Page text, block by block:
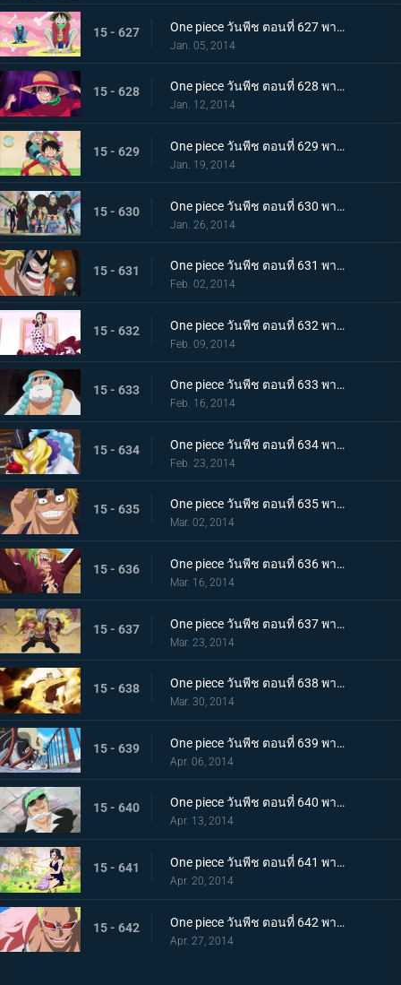
15 - 627 One piece วันพีช ตอนที่ 627 พากย์ไทย ลูฟี่ตายในทะเล!? พันธมิตรโจรสลัดแตกหัก
Jan. 05, 2014
15 - 628 One piece วันพีช ตอนที่ 628 พากย์ไทย การพลิกกลับครั้งใหญ่! ลูฟี่ระเบิดหมัดแห่งความโกรธ!!!
Jan. 12, 2014
15 - 629 One piece วันพีช ตอนที่ 629 พากย์ไทย ตะลึง! ข่าวใหญ่ที่สั่นสะเทือนนิวเวิลด์
Jan. 19, 2014
15 - 630 One piece วันพีช ตอนที่ 630 พากย์ไทย ออกผจญภัย! ประเทศแห่งความรัก และ ความรู้สึกแรงกล้า เดรสโรซ่า
Jan. 26, 2014
15 - 631 One piece วันพีช ตอนที่ 631 พากย์ไทย ความบ้าระห่ำที่คอร์ริด้า โคลอสเซียม
Feb. 02, 2014
15 - 632 One piece วันพีช ตอนที่ 632 พากย์ไทย รักสุดอันตราย สาวนักเต้นไวโอเล็ต
Feb. 09, 2014
15 - 633 One piece วันพีช ตอนที่ 633 พากย์ไทย นักสู้ลึกลับสุดแกร่ง! ลูซี่ออกโรงแล้ว
Feb. 16, 2014
15 - 634 One piece วันพีช ตอนที่ 634 พากย์ไทย คุณชายโจรสลัด คาเวนดิช
Feb. 23, 2014
15 - 635 One piece วันพีช ตอนที่ 635 พากย์ไทย ชะตาชักนำอีกครั้ง ไฮยีน่า เบลลามี่
Mar. 02, 2014
15 - 636 One piece วันพีช ตอนที่ 636 พากย์ไทย ชูเปอร์โนวา! บาร์โธโลมีโอ มนุษย์กินคน
Mar. 16, 2014
15 - 637 One piece วันพีช ตอนที่ 637 พากย์ไทย การฟาดฟันของเหล่านักสู้! บล็อก B ลุกเป็นไฟ!
Mar. 23, 2014
15 - 638 One piece วันพีช ตอนที่ 638 พากย์ไทย ไม้ตายหมัดเดียวจอด! คิงพันช์ที่แสนน่ากลัว
Mar. 30, 2014
15 - 639 One piece วันพีช ตอนที่ 639 พากย์ไทย ปลานักสู้โจมตี! ทะลวงฝ่าสะพานแห่งความตายไปซะ
Apr. 06, 2014
15 - 640 One piece วันพีช ตอนที่ 640 พากย์ไทย ผจญภัย! กรีนบิท เกาะแห่งเหล่าภูติ
Apr. 13, 2014
15 - 641 One piece วันพีช ตอนที่ 641 พากย์ไทย โลกที่ไม่มีใครเคยล่วงรู้ อาณาจักรทอนตะต้า
Apr. 20, 2014
15 - 642 One piece วันพีช ตอนที่ 642 พากย์ไทย อุบายแห่งศตวรรษ!! โดฟลามิงโก้เริ่มเคลื่อนไหว!
Apr. 27, 2014